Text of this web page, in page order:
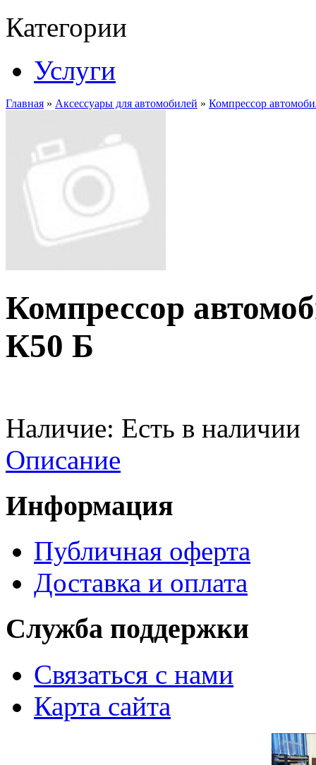
Категории
Услуги
Главная » Аксессуары для автомобилей » Компрессор
Компрессор
К50 Б
Наличие: Есть в наличии
Описание
Информация
Публичная оферта
Доставка и оплата
Служба поддержки
Связаться с нами
Карта сайта